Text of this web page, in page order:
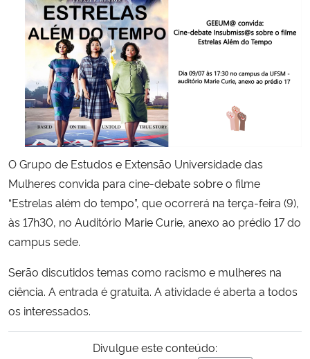
Ministério do Turismo
Ministério do Desenvolvimento Regional
Controladoria-Geral da União
Ministério da Mulher, da Família e dos Direitos Humanos
Secretaria-Geral
Secretaria de Governo
Gabinete de Segurança Institucional
Advocacia-Geral da União
Banco Central do Brasil
O Grupo de Estudos e Extensão Universidade das
Mulheres convida para cine-debate sobre o filme
“Estrelas além do tempo”, que ocorrerá na terça-feira (9),
às 17h30, no Auditório Marie Curie, anexo ao prédio 17 do
campus sede.
Serão discutidos temas como racismo e mulheres na
ciência. A entrada é gratuita. A atividade é aberta a todos
os interessados.
Divulgue este conteúdo: